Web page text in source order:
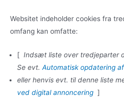
Websitet indeholder cookies fra
omfang kan omfatte:
[ Indsæt liste over tredjeparter
Se evt. Automatisk opdatering
eller henvis evt. til denne liste
ved digital annoncering]